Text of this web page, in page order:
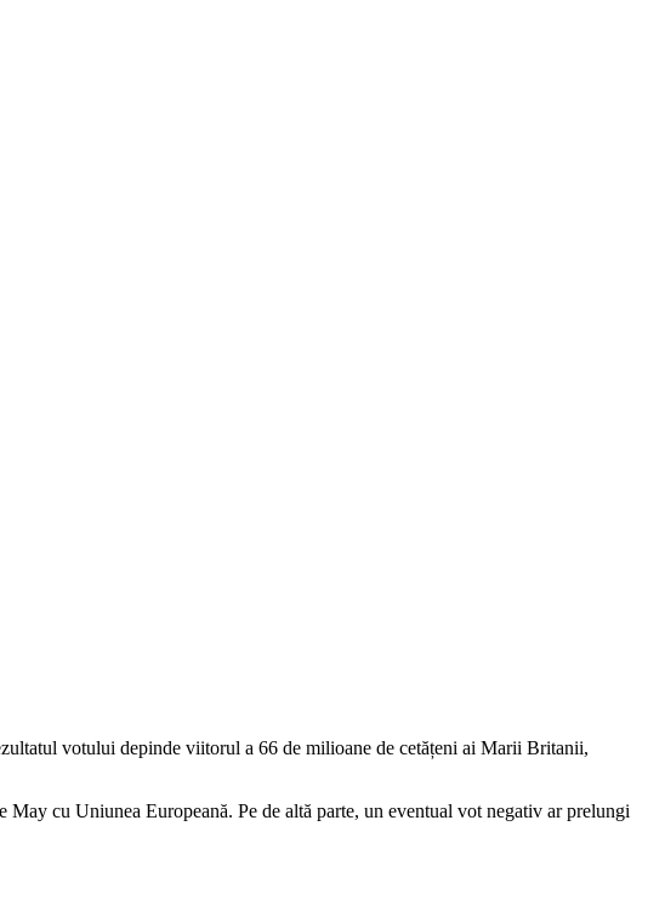
votului depinde viitorul a 66 de milioane de cetățeni ai Marii Britanii,
cu Uniunea Europeană. Pe de altă parte, un eventual vot negativ ar prelungi